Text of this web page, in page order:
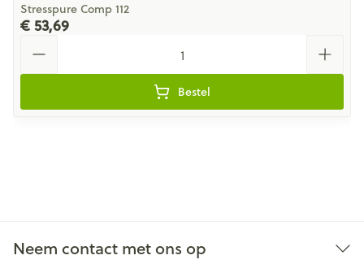
Stresspure Comp 112
€ 53,69
Bestel
Neem contact met ons op